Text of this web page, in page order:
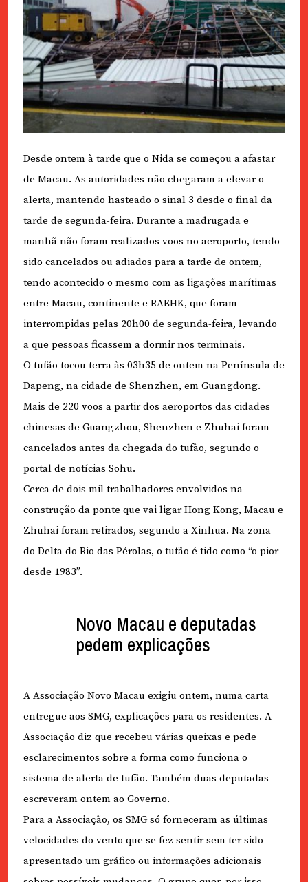
Desde ontem à tarde que o Nida se começou a afastar
de Macau. As autoridades não chegaram a elevar o
alerta, mantendo hasteado o sinal 3 desde o final da
tarde de segunda-feira. Durante a madrugada e
manhã não foram realizados voos no aeroporto, tendo
sido cancelados ou adiados para a tarde de ontem,
tendo acontecido o mesmo com as ligações marítimas
entre Macau, continente e RAEHK, que foram
interrompidas pelas 20h00 de segunda-feira, levando
a que pessoas ficassem a dormir nos terminais.
O tufão tocou terra às 03h35 de ontem na Península de
Dapeng, na cidade de Shenzhen, em Guangdong.
Mais de 220 voos a partir dos aeroportos das cidades
chinesas de Guangzhou, Shenzhen e Zhuhai foram
cancelados antes da chegada do tufão, segundo o
portal de notícias Sohu.
Cerca de dois mil trabalhadores envolvidos na
construção da ponte que vai ligar Hong Kong, Macau e
Zhuhai foram retirados, segundo a Xinhua. Na zona
do Delta do Rio das Pérolas, o tufão é tido como “o pior
desde 1983”.
Novo Macau e deputadas
pedem explicações
A Associação Novo Macau exigiu ontem, numa carta
entregue aos SMG, explicações para os residentes. A
Associação diz que recebeu várias queixas e pede
esclarecimentos sobre a forma como funciona o
sistema de alerta de tufão. Também duas deputadas
escreveram ontem ao Governo.
Para a Associação, os SMG só forneceram as últimas
velocidades do vento que se fez sentir sem ter sido
apresentado um gráfico ou informações adicionais